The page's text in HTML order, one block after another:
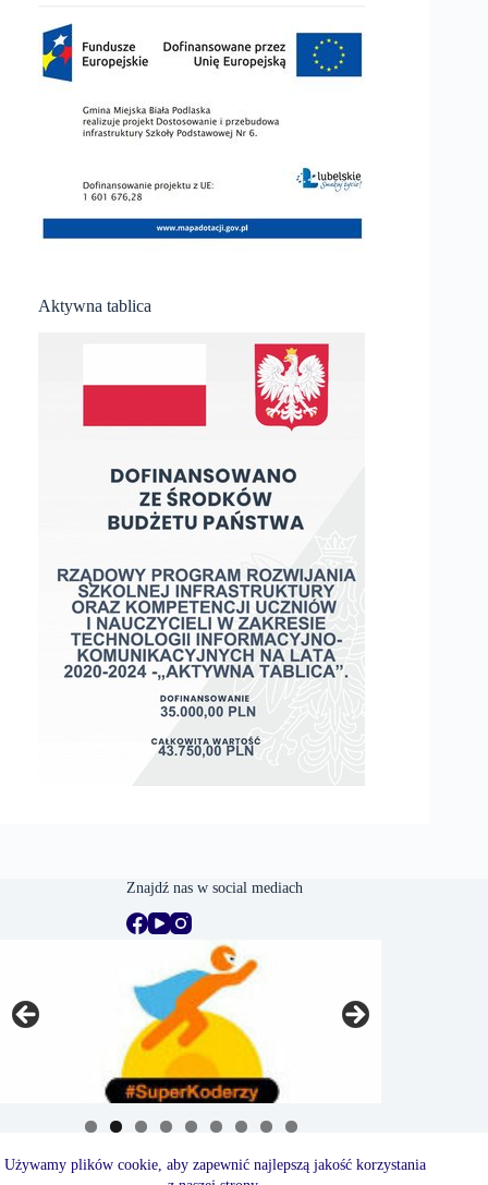
Używamy plików cookie, aby zapewnić najlepszą jakość korzystania
Aktywna tablica
Znajdź nas w social mediach